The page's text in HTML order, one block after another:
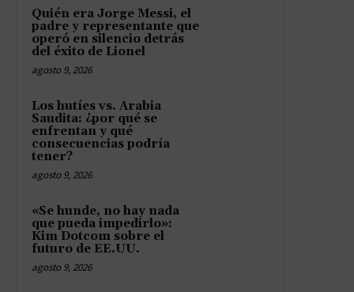
Quién era Jorge Messi, el
padre y representante que
operó en silencio detrás
del éxito de Lionel
agosto 9, 2026
Los hutíes vs. Arabia
Saudita: ¿por qué se
enfrentan y qué
consecuencias podría
tener?
agosto 9, 2026
«Se hunde, no hay nada
que pueda impedirlo»:
Kim Dotcom sobre el
futuro de EE.UU.
agosto 9, 2026